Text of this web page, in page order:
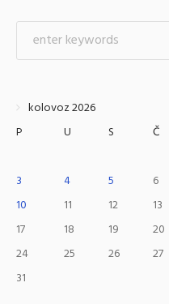
kolovoz 2026
P
U S Č
3
4 5 6
10
11 12 13
17
18 19 20
24
25 26 27
31